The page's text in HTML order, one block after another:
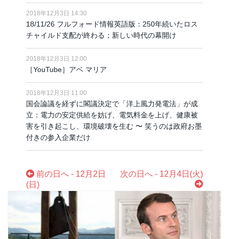
2018年12月3日 14:30
18/11/26 フルフォード情報英語版：250年続いたロス
チャイルド支配が終わる；新しい時代の幕開け
2018年12月3日 12:00
［YouTube］アベ マリア
2018年12月3日 11:00
国会論議を経ずに閣議決定で「洋上風力発電法」が成
立：電力の安定供給を妨げ、電気料金を上げ、健康被
害を引き起こし、環境破壊を生む 〜 笑うのは政府お墨
付きの参入企業だけ
前の日へ - 12月2日
(日)
次の日へ - 12月4日(火)